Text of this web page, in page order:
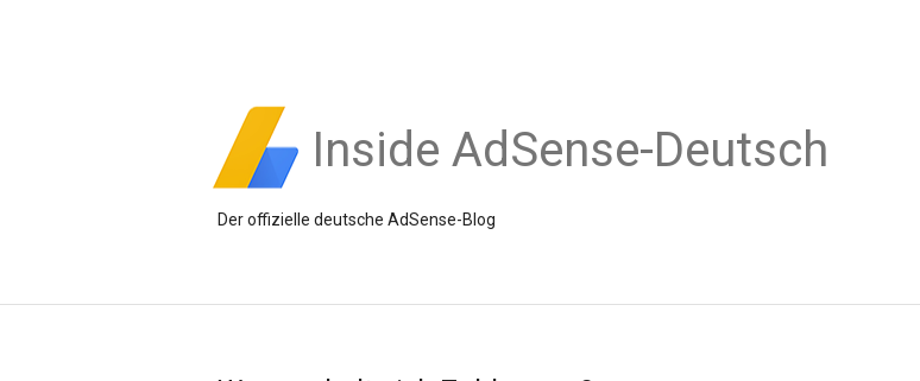
Inside AdSense-Deutsch
Der offizielle deutsche AdSense-Blog